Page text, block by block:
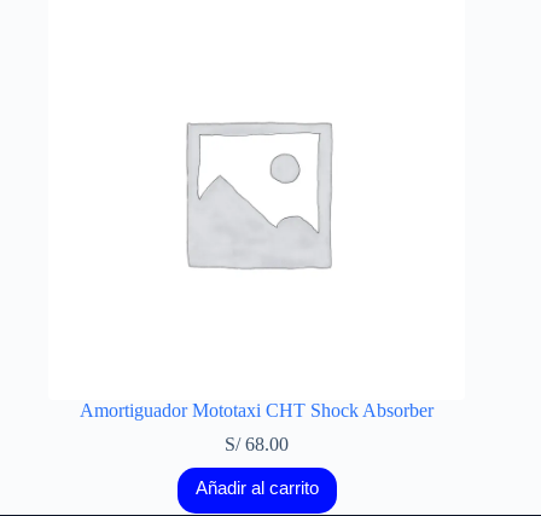
Amortiguador Mototaxi CHT Shock Absorber
S/68.00
Añadir al carrito